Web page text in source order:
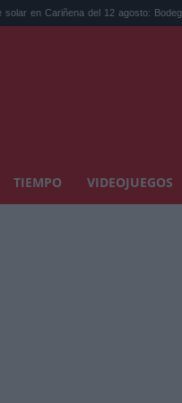
del 12 agosto: Bodegas C...
TIEMPO VIDEOJUEGOS